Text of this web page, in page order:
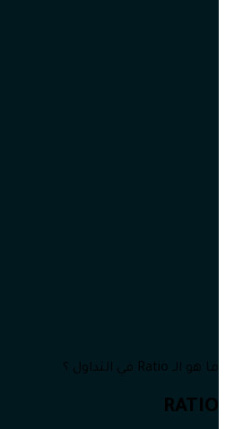
ما هو الـ Ratio في التداول ؟
RATIO